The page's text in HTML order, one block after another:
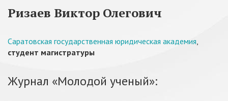
Ризаев Виктор Олегович
Саратовская государственная юридическая академия,
студент магистратуры
Журнал «Молодой ученый»: